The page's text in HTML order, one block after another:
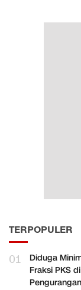
TERPOPULER
01
Diduga
Fraksi PKS